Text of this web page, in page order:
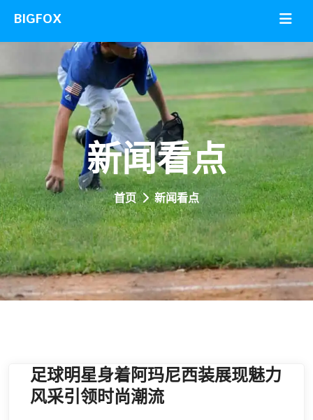
新闻看点
首页 新闻看点
足球明星身着阿玛尼西装展现魅力
风采引领时尚潮流